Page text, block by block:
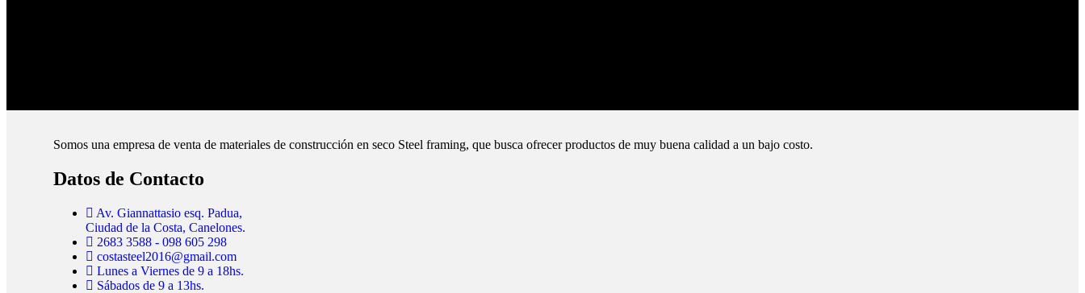
Somos una empresa de venta de materiales de construcción en seco Steel framing, que busca ofrecer productos de muy buena calidad a un bajo costo.
Datos de Contacto
Av. Giannattasio esq. Padua,
Ciudad de la Costa, Canelones.
2683 3588 - 098 605 298
costasteel2016@gmail.com
Lunes a Viernes de 9 a 18hs.
Sábados de 9 a 13hs.